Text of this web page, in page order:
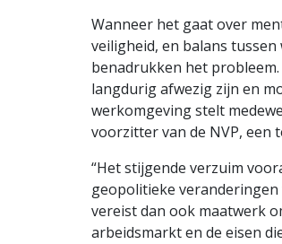
Wanneer het gaat over
veiligheid, en balans
benadrukken het
langdurig afwezig zijn en
werkomgeving stelt
voorzitter van de NVP, een
“Het stijgende verzuim
geopolitieke
vereist dan ook maatwerk
arbeidsmarkt en de eisen